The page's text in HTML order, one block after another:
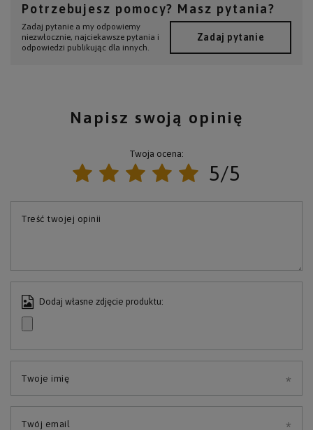
Potrzebujesz pomocy? Masz pytania?
Zadaj pytanie a my odpowiemy
niezwłocznie, najciekawsze pytania i
odpowiedzi publikując dla innych.
Zadaj pytanie
Napisz swoją opinię
Twoja ocena:
5/5
Treść twojej opinii
Dodaj własne zdjęcie produktu:
Twoje imię
Twój email